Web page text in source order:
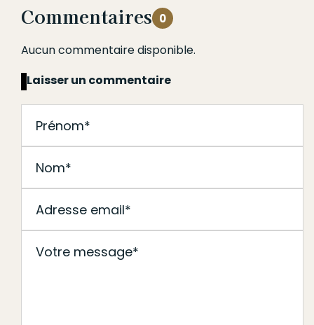
Commentaires 0
Aucun commentaire disponible.
Laisser un commentaire